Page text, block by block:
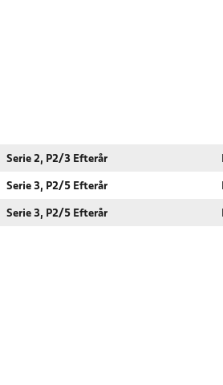
Serie 2, P2/3 Efterår
Serie 3, P2/5 Efterår
Serie 3, P2/5 Efterår